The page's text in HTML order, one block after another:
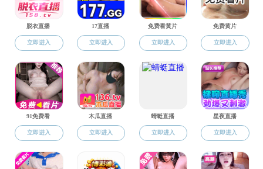
科学研究
当前位置： 小妲己直播 科学研究 学科建设